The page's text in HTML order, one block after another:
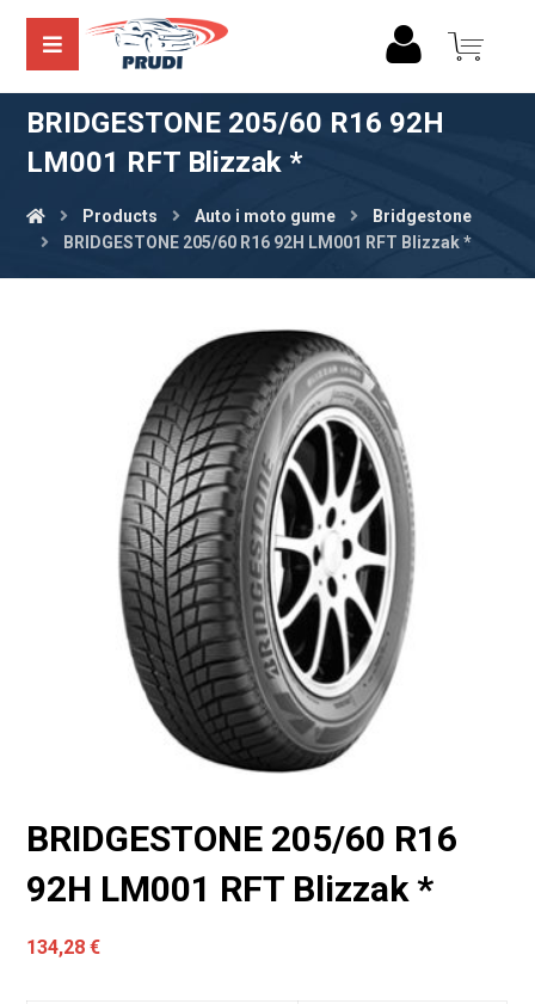
BRIDGESTONE 205/60 R16 92H
LM001 RFT Blizzak *
Products Auto i moto gume
Bridgestone
BRIDGESTONE 205/60 R16 92H LM001 RFT Blizzak *
BRIDGESTONE 205/60 R16
92H LM001 RFT Blizzak *
134,28€